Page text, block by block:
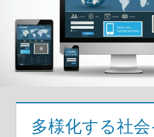
多様化する社